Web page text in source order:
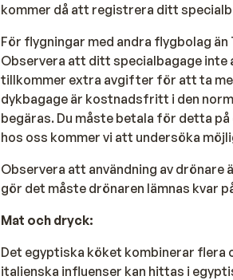
kommer då att registrera ditt
För flygningar med andra flygbolag
Observera att ditt specialbagage inte
tillkommer extra avgifter för att ta
dykbagage är kostnadsfritt i den
begäras. Du måste betala för detta
hos oss kommer vi att undersöka
Observera att användning av
gör det måste drönaren lämnas kvar
Mat och dryck:
Det egyptiska köket kombinerar flera
italienska influenser kan hittas i